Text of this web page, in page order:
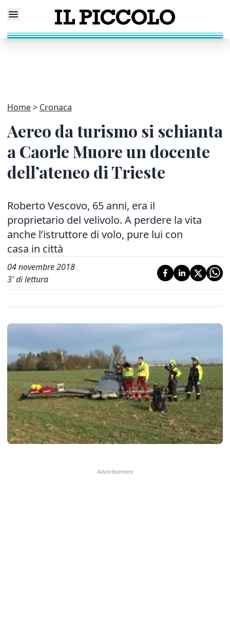
Home Cronaca
Aereo da turismo si schianta
a Caorle Muore un docente
dell’ateneo di Trieste
Roberto Vescovo, 65 anni, era il
proprietario del velivolo. A perdere la vita
anche l’istruttore di volo, pure lui con
casa in città
04 novembre 2018
3' di lettura